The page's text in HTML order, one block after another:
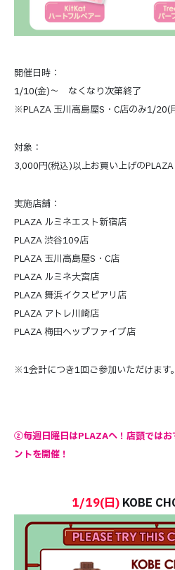
開催日時：
1/10(金)～ なくなり次第終了
※PLAZA 玉川高島屋S・C店のみ1/20(
対象：
3,000円(税込)以上お買い上げの
実施店舗：
PLAZA ルミネエスト新宿店
PLAZA 渋谷109店
PLAZA 玉川高島屋S・C店
PLAZA ルミネ大宮店
PLAZA 舞浜イクスピアリ店
PLAZA アトレ川崎店
PLAZA 梅田ヘップファイブ店
※1会計につき1回ご参加いただけます。
②毎週日曜日はPLAZAへ！店頭ではお
ントを開催！
1/19(日)KOBE